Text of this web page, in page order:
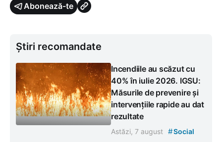
Abonează-te
Știri recomandate
Incendiile au scăzut cu
40% în iulie 2026. IGSU:
Măsurile de prevenire și
intervențiile rapide au dat
rezultate
Astăzi, 7 august #Social